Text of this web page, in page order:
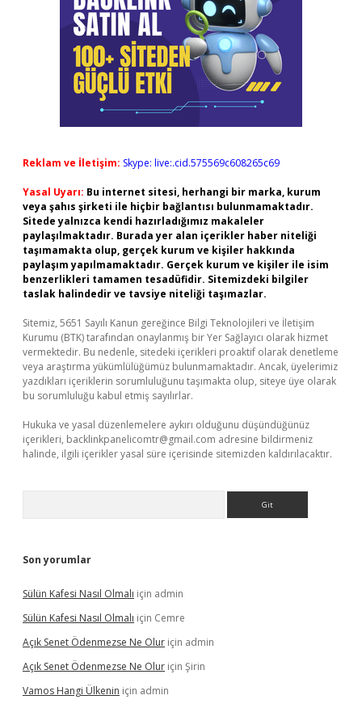
Reklam ve İletişim: Skype: live:.cid.575569c608265c69
Yasal Uyarı: Bu internet sitesi, herhangi bir marka, kurum
veya şahıs şirketi ile hiçbir bağlantısı bulunmamaktadır.
Sitede yalnızca kendi hazırladığımız makaleler
paylaşılmaktadır. Burada yer alan içerikler haber niteliği
taşımamakta olup, gerçek kurum ve kişiler hakkında
paylaşım yapılmamaktadır. Gerçek kurum ve kişiler ile isim
benzerlikleri tamamen tesadüfidir. Sitemizdeki bilgiler
taslak halindedir ve tavsiye niteliği taşımazlar.
Sitemiz, 5651 Sayılı Kanun gereğince Bilgi Teknolojileri ve İletişim
Kurumu (BTK) tarafından onaylanmış bir Yer Sağlayıcı olarak hizmet
vermektedir. Bu nedenle, sitedeki içerikleri proaktif olarak denetleme
veya araştırma yükümlülüğümüz bulunmamaktadır. Ancak, üyelerimiz
yazdıkları içeriklerin sorumluluğunu taşımakta olup, siteye üye olarak
bu sorumluluğu kabul etmiş sayılırlar.
Hukuka ve yasal düzenlemelere aykırı olduğunu düşündüğünüz
içerikleri, backlinkpanelicomtr@gmail.com adresine bildirmeniz
halinde, ilgili içerikler yasal süre içerisinde sitemizden kaldırılacaktır.
Son yorumlar
Sülün Kafesi Nasıl Olmalı için admin
Sülün Kafesi Nasıl Olmalı için Cemre
Açık Senet Ödenmezse Ne Olur için admin
Açık Senet Ödenmezse Ne Olur için Şirin
Vamos Hangi Ülkenin için admin